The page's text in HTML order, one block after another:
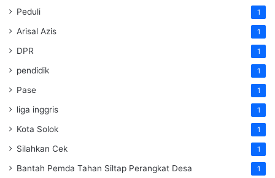
Peduli 1
Arisal Azis 1
DPR 1
pendidik 1
Pase 1
liga inggris 1
Kota Solok 1
Silahkan Cek 1
Bantah Pemda Tahan Siltap Perangkat Desa 1